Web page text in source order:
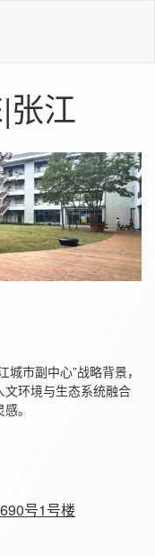
张江
市副中心”战略背景，
环境与生态系统融合
。
号1号楼